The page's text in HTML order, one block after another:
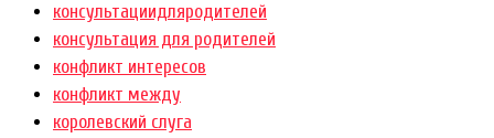
консультациидляродителей
консультация для родителей
конфликт интересов
конфликт между
королевский слуга